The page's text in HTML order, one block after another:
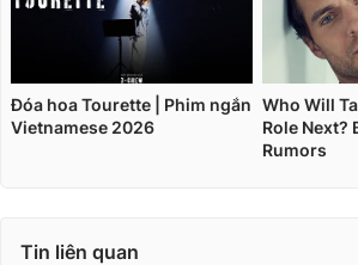
Tin liên quan